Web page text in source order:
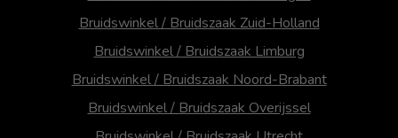
Bruidswinkel / Bruidszaak Zuid-Holland
Bruidswinkel / Bruidszaak Limburg
Bruidswinkel / Bruidszaak Noord-Brabant
Bruidswinkel / Bruidszaak Overijssel